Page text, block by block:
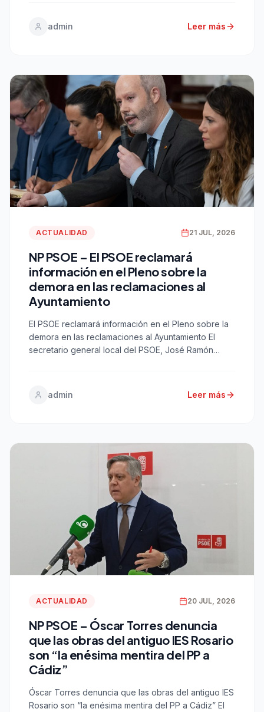
ciudad”. Cádiz, 22 de julio de 2026.-El portavoz del
grupo municipal socialista […]
admin Leer más
ACTUALIDAD 21 JUL, 2026
NP PSOE – El PSOE reclamará
información en el Pleno sobre la
demora en las reclamaciones al
Ayuntamiento
El PSOE reclamará información en el Pleno sobre la
demora en las reclamaciones al Ayuntamiento El
secretario general local del PSOE, José Ramón
dotar de medios humanos y materiales al servicio.
Cádiz, 21 de julio de 2026.- […]
admin Leer más
ACTUALIDAD 20 JUL, 2026
NP PSOE – Óscar Torres denuncia
que las obras del antiguo IES Rosario
son “la enésima mentira del PP a
Cádiz”
Óscar Torres denuncia que las obras del antiguo IES
Rosario son “la enésima mentira del PP a Cádiz” El